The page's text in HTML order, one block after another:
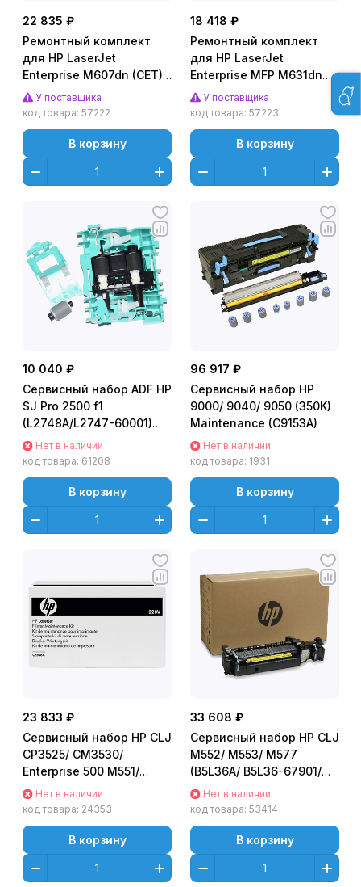
22 835 ₽
Ремонтный комплект
для HP LaserJet
Enterprise M607dn (CET),
CET7864U
У поставщика
код товара: 57222
В корзину
18 418 ₽
Ремонтный комплект
для HP LaserJet
Enterprise MFP M631dn
(CET), CET441004U
У поставщика
код товара: 57223
В корзину
10 040 ₽
Сервисный набор ADF HP
SJ Pro 2500 f1
(L2748A/L2747-60001)
Maintenance kit
Нет в наличии
код товара: 61208
В корзину
96 917 ₽
Сервисный набор HP
9000/ 9040/ 9050 (350K)
Maintenance (C9153A)
Нет в наличии
код товара: 1931
В корзину
23 833 ₽
Сервисный набор HP CLJ
CP3525/ CM3530/
Enterprise 500 M551/
M570 (Maintenance Kit)
Нет в наличии
код товара: 24353
В корзину
33 608 ₽
Сервисный набор HP CLJ
M552/ M553/ M577
(B5L36A/ B5L36-67901/
B5L36-67902/ B5L36-
69001/ RM2-0080) Fuser
Нет в наличии
код товара: 53414
В корзину